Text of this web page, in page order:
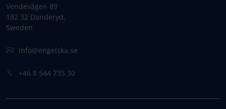
Vendevägen 89
182 32 Danderyd,
Sweden
info@engelska.se
+46 8 544 735 30